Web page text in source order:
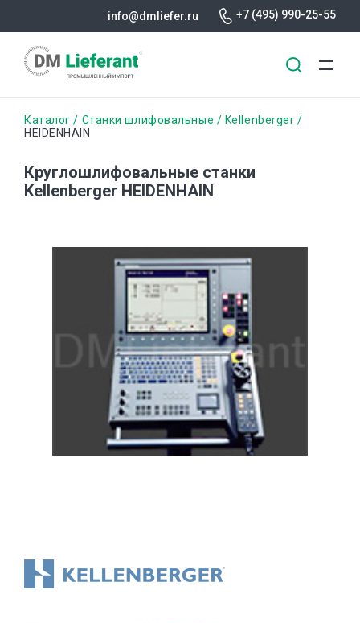
содержанию
info@dmliefer.ru +7 (495) 990-25-55
Строка
Каталог Станки шлифовальные
Kellenberger
HEIDENHAIN
Круглошлифовальные станки
Kellenberger HEIDENHAIN